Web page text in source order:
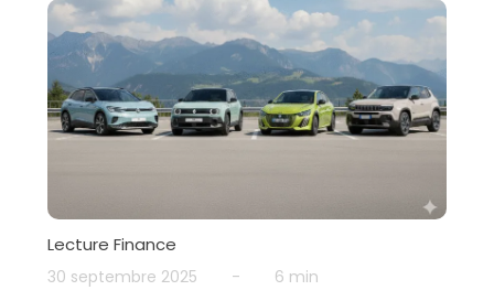
Lecture Finance
30 septembre 2025 - 6 min